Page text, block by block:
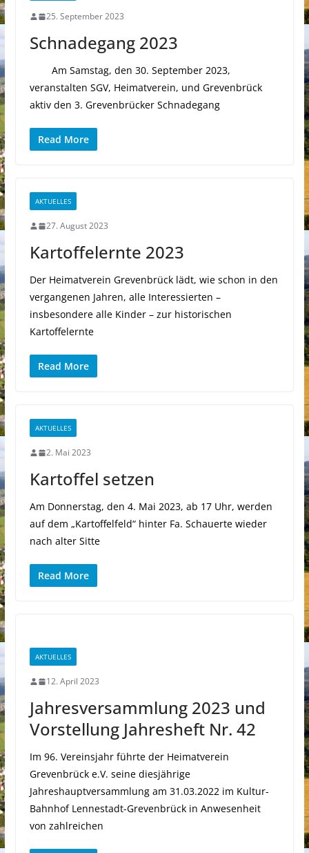
25. September 2023
Schnadegang 2023
Am Samstag, den 30. September 2023,
veranstalten SGV, Heimatverein, und Grevenbrück
aktiv den 3. Grevenbrücker Schnadegang
Read More
AKTUELLES
27. August 2023
Kartoffelernte 2023
Der Heimatverein Grevenbrück lädt, wie schon in den
vergangenen Jahren, alle Interessierten –
insbesondere alle Kinder – zur historischen
Kartoffelernte
Read More
AKTUELLES
2. Mai 2023
Kartoffel setzen
Am Donnerstag, den 4. Mai 2023, ab 17 Uhr, werden
auf dem „Kartoffelfeld“ hinter Fa. Schauerte wieder
nach alter Sitte
Read More
AKTUELLES
12. April 2023
Jahresversammlung 2023 und
Vorstellung Jahresheft Nr. 42
Im 96. Vereinsjahr führte der Heimatverein
Grevenbrück e.V. seine diesjährige
Jahreshauptversammlung am 31.03.2022 im Kultur-
Bahnhof Lennestadt-Grevenbrück in Anwesenheit
von zahlreichen